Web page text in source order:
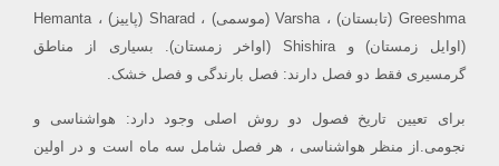
Greeshma (تابستان) ، Varsha (موسمی) ، Sharad (پاییز) ، Hemanta
(اوایل زمستان) و Shishira (اواخر زمستان). بسیاری از مناطق
گرمسیری فقط دو فصل دارند: فصل بارندگی و فصل خشک.
برای تعیین تاریخ فصول دو روش اصلی وجود دارد: هواشناسی و
نجومی.از منظر هواشناسی ، هر فصل شامل سه ماه است و در اولین